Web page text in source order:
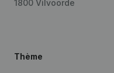
1800 Vilvoorde
Thème